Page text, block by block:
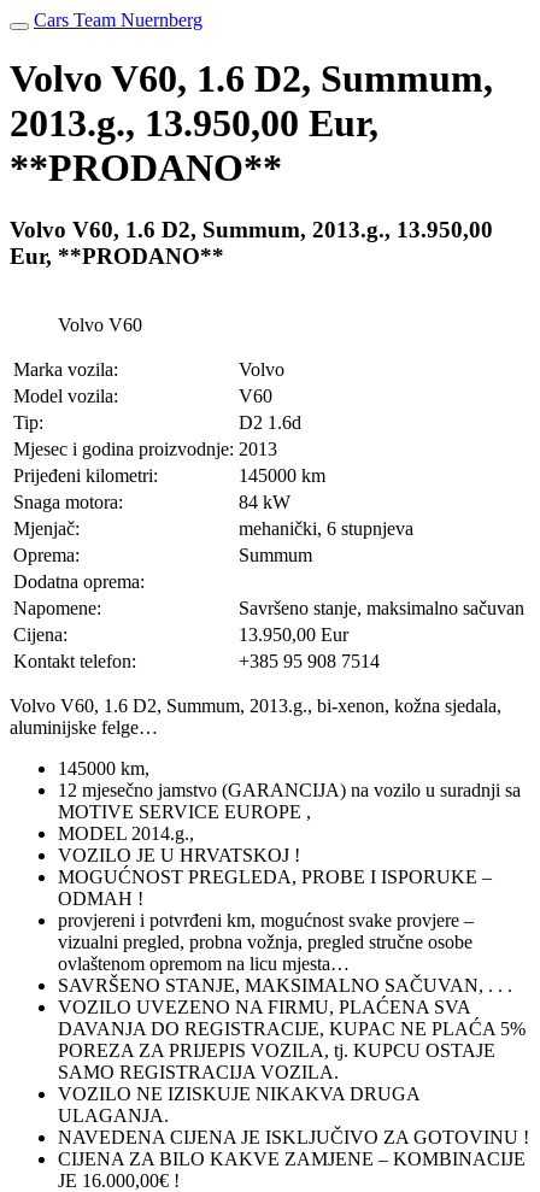
Cars Team Nuernberg
Volvo V60, 1.6 D2, Summum,
2013.g., 13.950,00 Eur,
**PRODANO**
Volvo V60, 1.6 D2, Summum, 2013.g., 13.950,00
Eur, **PRODANO**
Volvo V60
Marka vozila:
Volvo
Model vozila:
V60
Tip:
D2 1.6d
Mjesec i godina proizvodnje: 2013
Prijeđeni kilometri:
145000 km
Snaga motora:
84 kW
Mjenjač:
mehanički, 6 stupnjeva
Oprema:
Summum
Dodatna oprema:
Napomene:
Savršeno stanje, maksimalno sačuvan
Cijena:
13.950,00 Eur
Kontakt telefon:
+385 95 908 7514
Volvo V60, 1.6 D2, Summum, 2013.g., bi-xenon, kožna sjedala,
aluminijske felge…
145000 km,
12 mjesečno jamstvo (GARANCIJA) na vozilo u suradnji sa
MOTIVE SERVICE EUROPE ,
MODEL 2014.g.,
VOZILO JE U HRVATSKOJ !
MOGUĆNOST PREGLEDA, PROBE I ISPORUKE –
ODMAH !
provjereni i potvrđeni km, mogućnost svake provjere –
vizualni pregled, probna vožnja, pregled stručne osobe
ovlaštenom opremom na licu mjesta…
SAVRŠENO STANJE, MAKSIMALNO SAČUVAN, . . .
VOZILO UVEZENO NA FIRMU, PLAĆENA SVA
DAVANJA DO REGISTRACIJE, KUPAC NE PLAĆA 5%
POREZA ZA PRIJEPIS VOZILA, tj. KUPCU OSTAJE
SAMO REGISTRACIJA VOZILA.
VOZILO NE IZISKUJE NIKAKVA DRUGA
ULAGANJA.
NAVEDENA CIJENA JE ISKLJUČIVO ZA GOTOVINU !
CIJENA ZA BILO KAKVE ZAMJENE – KOMBINACIJE
JE 16.000,00€ !